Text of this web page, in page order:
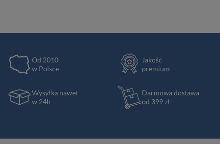
Od 2010
w Polsce
Jakość
premium
Wysyłka nawet
w 24h
Darmowa dostawa
od 399 zł